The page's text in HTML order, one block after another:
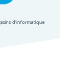
d'informatique